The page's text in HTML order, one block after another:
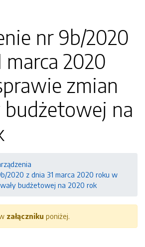
nr 9b/2020
marca 2020
zmian
budżetowej na
2020 z dnia 31 marca 2020 roku w
budżetowej na 2020 rok
załączniku poniżej.